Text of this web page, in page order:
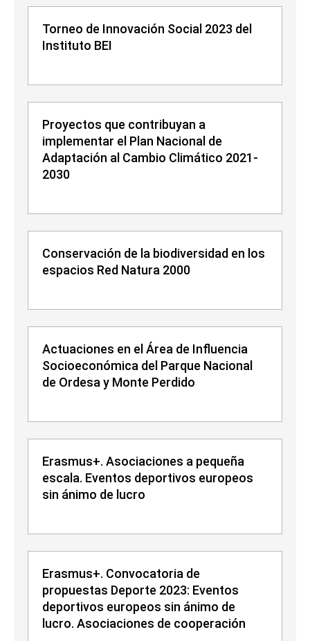
Torneo de Innovación Social 2023 del
Instituto BEI
Proyectos que contribuyan a
implementar el Plan Nacional de
Adaptación al Cambio Climático 2021-
2030
Conservación de la biodiversidad en los
espacios Red Natura 2000
Actuaciones en el Área de Influencia
Socioeconómica del Parque Nacional
de Ordesa y Monte Perdido
Erasmus+. Asociaciones a pequeña
escala. Eventos deportivos europeos
sin ánimo de lucro
Erasmus+. Convocatoria de
propuestas Deporte 2023: Eventos
deportivos europeos sin ánimo de
lucro. Asociaciones de cooperación